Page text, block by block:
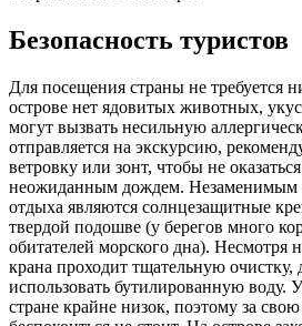
Безопасность туристов
Для посещения страны не требуется
острове нет ядовитых животных,
могут вызвать несильную
отправляется на экскурсию,
ветровку или зонт, чтобы не
неожиданным дождем. Незаменимым
отдыха являются солнцезащитные
твердой подошве (у берегов много
обитателей морского дна). Несмотря
крана проходит тщательную очистку,
использовать бутилированную воду.
стране крайне низок, поэтому за свою